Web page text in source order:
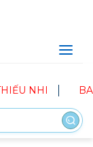
CHỈ ĐẠO HÈ